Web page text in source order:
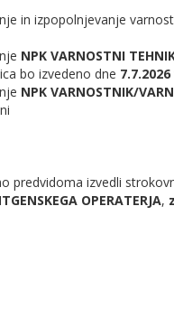
in izpopolnjevanje
NPK VARNOSTNI
bo izvedeno dne 7.7.2026
NPK VARNOSTNIK/
predvidoma izvedli
OPERATERJA,